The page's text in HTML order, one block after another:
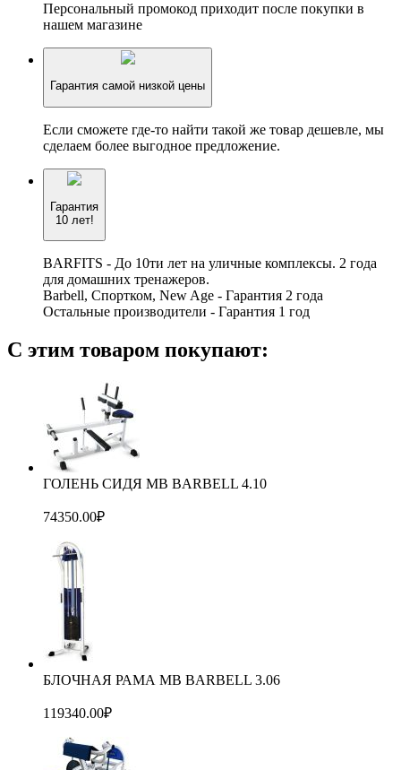
Персональный промокод приходит после покупки в
нашем магазине
Гарантия самой низкой цены
Если сможете где-то найти такой же товар дешевле, мы
сделаем более выгодное предложение.
Гарантия
10 лет!
BARFITS - До 10ти лет на уличные комплексы. 2 года
для домашних тренажеров.
Barbell, Спортком, New Age - Гарантия 2 года
Остальные производители - Гарантия 1 год
С этим товаром покупают:
ГОЛЕНЬ СИДЯ МВ BARBELL 4.10
74350.00₽
БЛОЧНАЯ РАМА MB BARBELL 3.06
119340.00₽